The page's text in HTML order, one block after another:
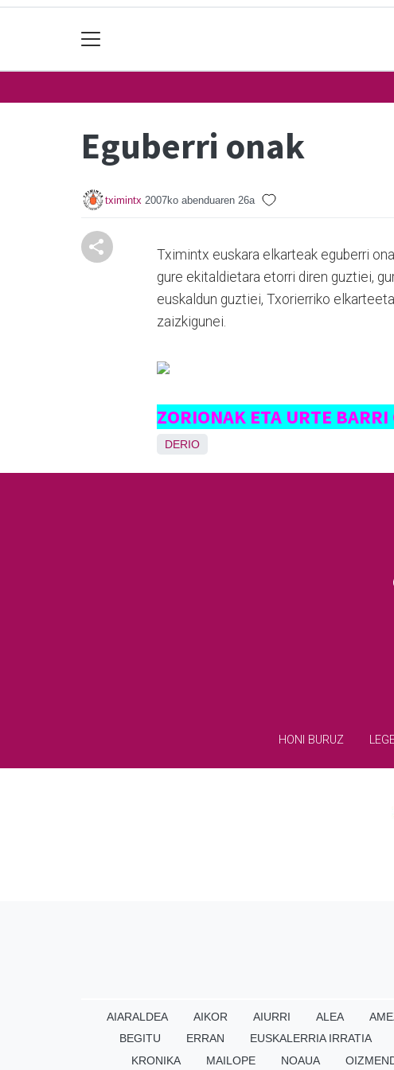
Eguberri onak
tximintx 2007ko abenduaren 26a
Tximintx euskara elkarteak eguberri
gure ekitaldietara etorri diren guztiei,
euskaldun guztiei, Txorierriko
zaizkigunei.
ZORIONAK ETA URTE
DERIO
HONI BURUZ
AIARALDEA AIKOR AIURRI ALEA
BEGITU
ERRAN EUSKALERRIA IRRATIA
KRONIKA
MAILOPE NOAUA